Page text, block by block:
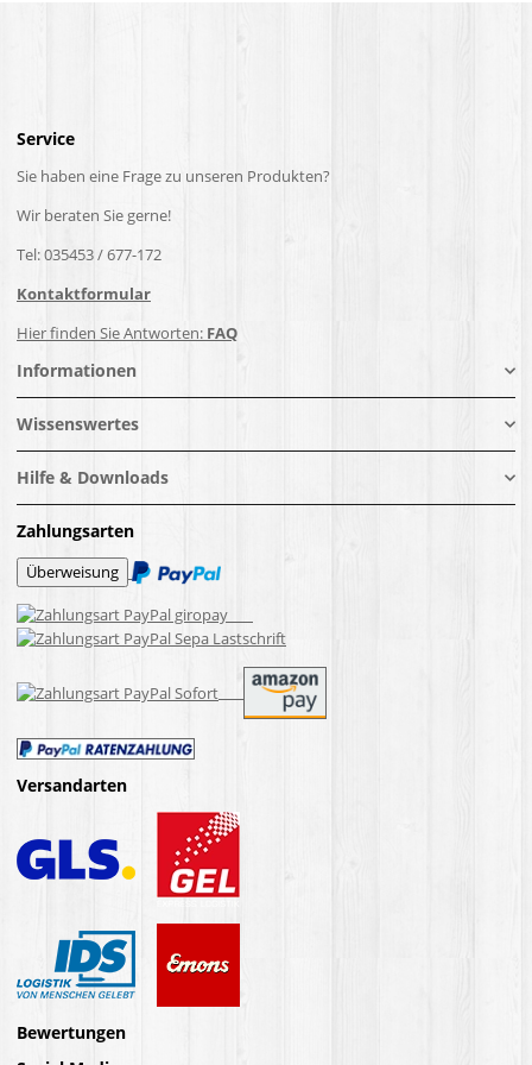
Service
Sie haben eine Frage zu unseren Produkten?
Wir beraten Sie gerne!
Tel: 035453 / 677-172
Kontaktformular
Hier finden Sie Antworten: FAQ
Informationen
Wissenswertes
Hilfe & Downloads
Zahlungsarten
Versandarten
Bewertungen